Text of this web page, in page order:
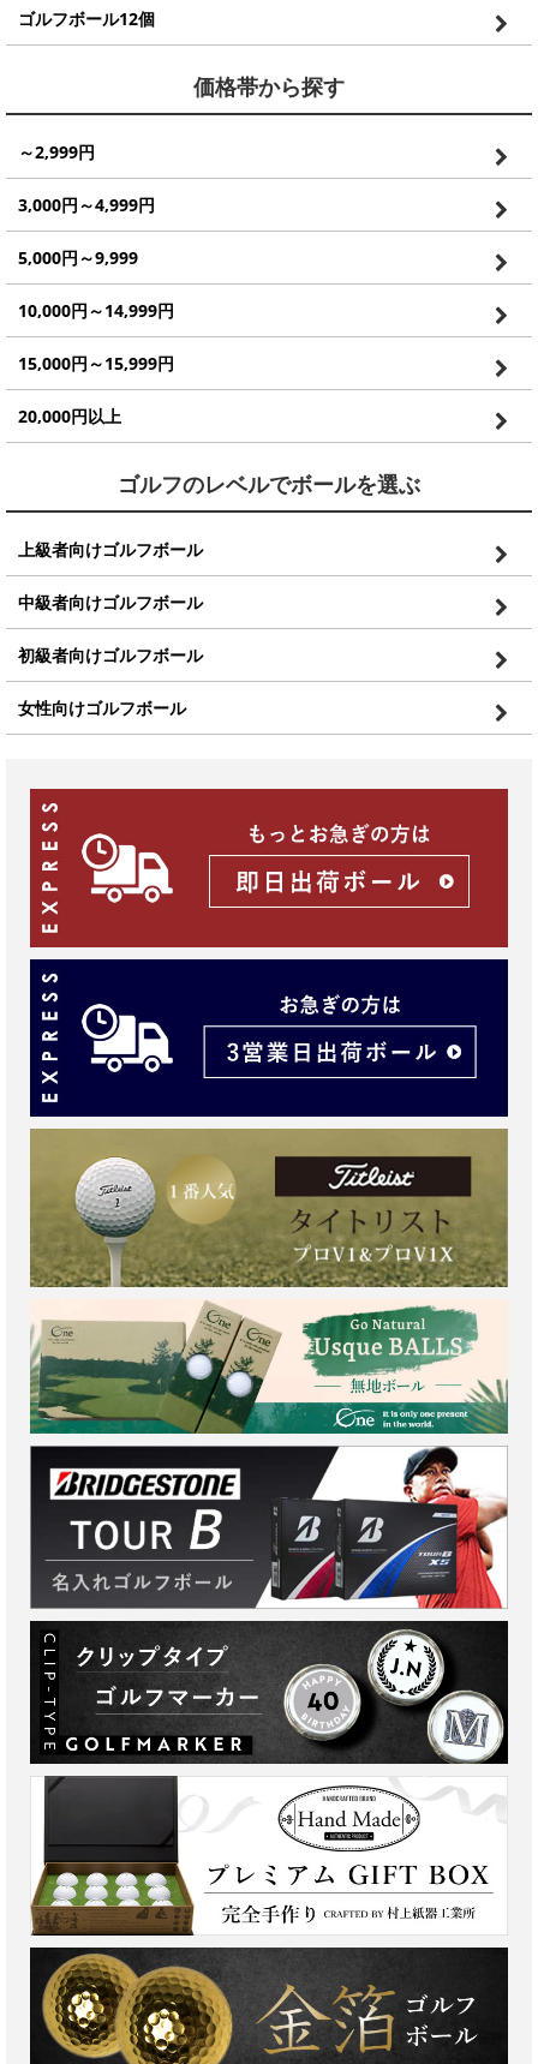
ゴルフボール12個
価格帯から探す
～2,999円
3,000円～4,999円
5,000円～9,999
10,000円～14,999円
15,000円～15,999円
20,000円以上
ゴルフのレベルでボールを選ぶ
上級者向けゴルフボール
中級者向けゴルフボール
初級者向けゴルフボール
女性向けゴルフボール